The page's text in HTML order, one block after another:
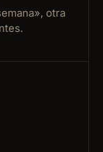
otra